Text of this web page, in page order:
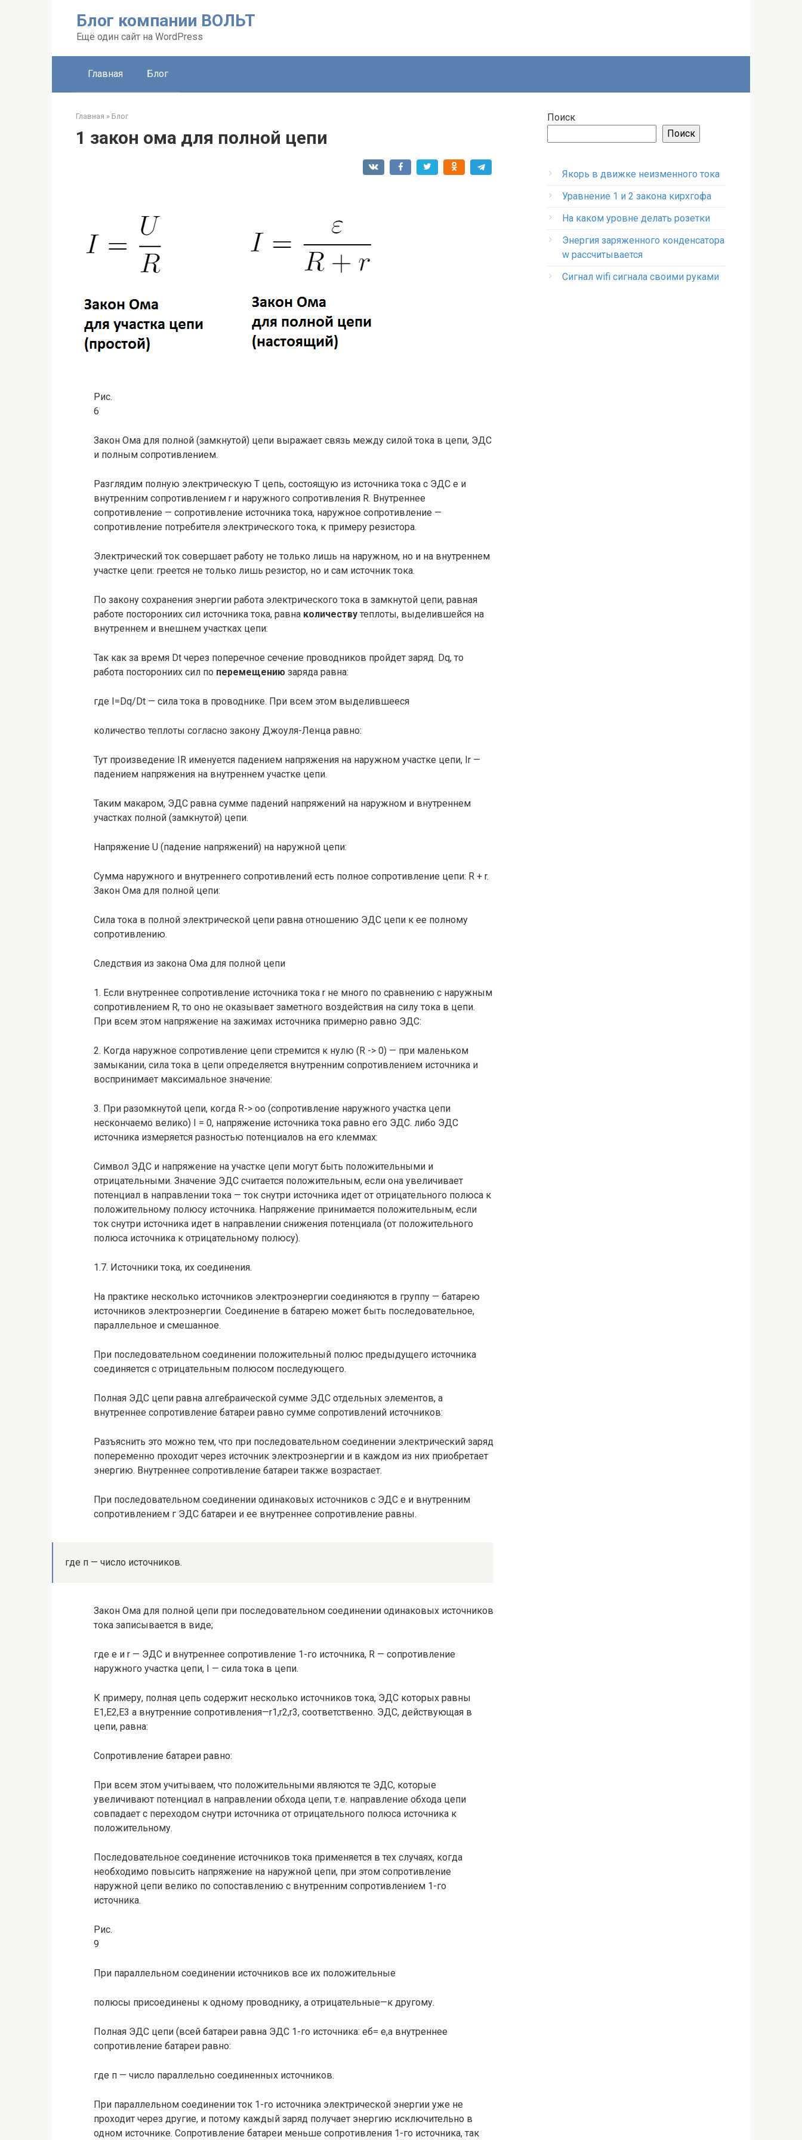
Блог компании ВОЛЬТ
Ещё один сайт на WordPress
Главная Блог
Главная » Блог
1 закон ома для полной цепи
Рис.
6
Закон Ома для полной (замкнутой) цепи выражает связь между силой тока в цепи, ЭДС
и полным сопротивлением.
Разглядим полную электрическую Т цепь, состоящую из источника тока с ЭДС е и
внутренним сопротив­лением r и наружного сопротивления R. Внутреннее
сопротивление — сопро­тивление источника тока, наружное со­противление —
сопротивление потре­бителя электрического тока, к примеру резистора.
Электрический ток совершает работу не только лишь на наружном, но и на внутреннем
участке цепи: греется не только лишь резистор, но и сам источник тока.
По закону сохранения энергии работа электрического тока в замкнутой цепи, равная
работе посторониих сил источника тока, равна количеству теплоты, выделившейся на
внутреннем и внеш­нем участках цепи:
Так как за время Dt через поперечное сечение проводников пройдет заряд. Dq, то
работа посторониих сил по перемещению заря­да равна:
где I=Dq/Dt — сила тока в проводнике. При всем этом выделившееся
количество теплоты согласно закону Джоуля-Ленца равно:
Тут произведение IR именуется падением напряжения на наружном участке цепи, Ir —
падением напряжения на внутрен­нем участке цепи.
Таким макаром, ЭДС равна сумме падений напряжений на наружном и внутреннем
участках полной (замкнутой) цепи.
Напряжение U (падение напряжений) на наружной цепи:
Сумма наружного и внутреннего сопротивлений есть полное сопротивление цепи: R + r.
Закон Ома для полной цепи:
Сила тока в полной электрической цепи равна отношению ЭДС цепи к ее полному
сопротивлению.
Следствия из закона Ома для полной цепи
1. Если внутреннее сопротивление источника тока r не много по срав­нению с наружным
сопротивлением R, то оно не оказывает замет­ного воздействия на силу тока в цепи.
При всем этом напряжение на зажимах источника примерно равно ЭДС:
2. Когда наружное сопротивление цепи стремится к нулю (R -> 0) — при маленьком
замыкании, сила тока в цепи определяется внут­ренним сопротивлением источника и
воспринимает максималь­ное значение:
3. При разомкнутой цепи, когда R-> оо (сопротивление наружного участка цепи
нескончаемо велико) I = 0, напряжение источни­ка тока равно его ЭДС. либо ЭДС
источника измеряется разнос­тью потенциалов на его клеммах:
Символ ЭДС и напряжение на участке цепи могут быть положи­тельными и
отрицательными. Значение ЭДС считается положи­тельным, если она увеличивает
потенциал в направлении тока — ток снутри источника идет от отрицательного полюса к
положитель­ному полюсу источника. Напряжение принимается положитель­ным, если
ток снутри источника идет в направлении снижения потенциала (от положительного
полюса источника к отрицатель­ному полюсу).
1.7. Источники тока, их соединения.
На практике несколько источников электроэнергии соединяются в группу — батарею
источников электроэнергии. Соединение в батарею может быть последовательное,
параллельное и смешанное.
При последовательном соедине­нии положительный полюс предыду­щего источника
соединяется с отрица­тельным полюсом последующего.
Полная ЭДС цепи равна алгебраи­ческой сумме ЭДС отдельных элемен­тов, а
внутреннее сопротивление бата­реи равно сумме сопротивлений источников:
Разъяснить это можно тем, что при последовательном соедине­нии электрический заряд
попеременно проходит через источник электроэнергии и в каждом из них приобретает
энергию. Внутреннее сопротивление батареи также возрастает.
При последовательном соединении одинаковых источников с ЭДС е и внутренним
сопротивлением г ЭДС батареи и ее внут­реннее сопротивление равны.
где п — число источников.
Закон Ома для полной цепи при последовательном соедине­нии одинаковых источников
тока записывается в виде;
где e и r — ЭДС и внутреннее сопротивление 1-го источника, R — сопротивление
наружного участка цепи, I — сила тока в цепи.
К примеру, полная цепь со­держит несколько источников тока, ЭДС которых равны
E1,E2,E3 а внутренние сопротивле­ния—r1,r2,r3, соответственно. ЭДС, действующая в
цепи, равна:
Сопротивление батареи равно:
При всем этом учитываем, что положительными являются те ЭДС, которые
увеличивают потенциал в направлении обхода цепи, т.е. направление обхода цепи
совпадает с переходом снутри источни­ка от отрицательного полюса источника к
положительному.
Последовательное соединение источников тока применяется в тех случаях, когда
необходимо повысить напряжение на наружной цепи, при этом сопротивление
наружной цепи велико по сопоставлению с внутренним сопротивлением 1-го
источника.
Рис.
9
При параллельном соединении источников все их положительные
полюсы присоединены к одному проводнику, а отрицательные—к другому.
Полная ЭДС цепи (всей батареи равна ЭДС 1-го источника: eб= e,а внутреннее
сопротивление батареи равно:
где п — число параллельно соединенных источников.
При параллельном соединении ток 1-го источника элект­рической энергии уже не
проходит через другие, и потому каж­дый заряд получает энергию исключительно в
одном источнике. Сопротив­ление батареи меньше сопротивления 1-го источника, так
Поиск
Поиск
Якорь в движке неизменного тока
Уравнение 1 и 2 закона кирхгофа
На каком уровне делать розетки
Энергия заряженного конденсатора
w рассчитывается
Сигнал wifi сигнала своими руками